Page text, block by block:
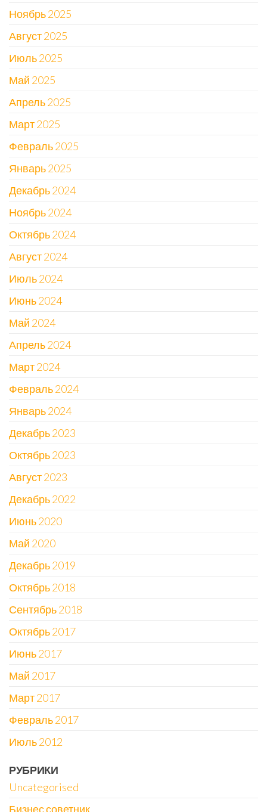
Ноябрь 2025
Август 2025
Июль 2025
Май 2025
Апрель 2025
Март 2025
Февраль 2025
Январь 2025
Декабрь 2024
Ноябрь 2024
Октябрь 2024
Август 2024
Июль 2024
Июнь 2024
Май 2024
Апрель 2024
Март 2024
Февраль 2024
Январь 2024
Декабрь 2023
Октябрь 2023
Август 2023
Декабрь 2022
Июнь 2020
Май 2020
Декабрь 2019
Октябрь 2018
Сентябрь 2018
Октябрь 2017
Июнь 2017
Май 2017
Март 2017
Февраль 2017
Июль 2012
РУБРИКИ
Uncategorised
Бизнес советник